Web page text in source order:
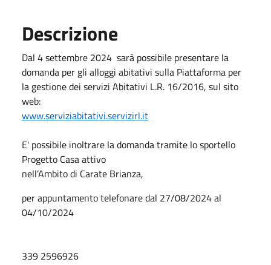
Descrizione
Dal 4 settembre 2024 sarà possibile presentare la
domanda per gli alloggi abitativi sulla Piattaforma per
la gestione dei servizi Abitativi L.R. 16/2016, sul sito
web:
www.serviziabitativi.servizirl.it
E' possibile inoltrare la domanda tramite lo sportello
Progetto Casa attivo
nell’Ambito di Carate Brianza,
per appuntamento telefonare dal 27/08/2024 al
04/10/2024
339 2596926